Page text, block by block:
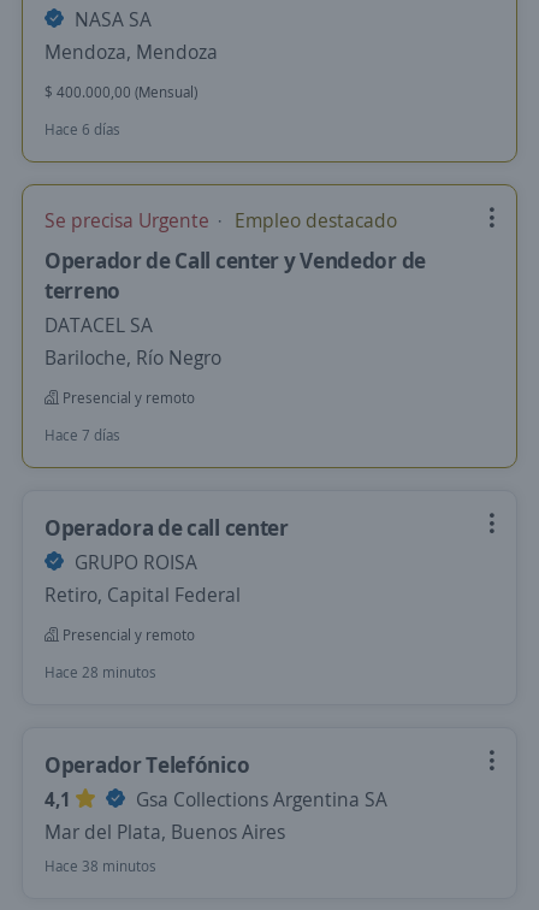
NASA SA
Mendoza, Mendoza
$ 400.000,00 (Mensual)
Hace 6 días
Se precisa Urgente Empleo destacado
Operador de Call center y Vendedor de
terreno
DATACEL SA
Bariloche, Río Negro
Presencial y remoto
Hace 7 días
Operadora de call center
GRUPO ROISA
Retiro, Capital Federal
Presencial y remoto
Hace 28 minutos
Operador Telefónico
4,1
Gsa Collections Argentina SA
Mar del Plata, Buenos Aires
Hace 38 minutos